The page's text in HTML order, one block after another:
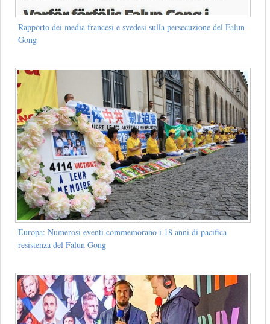
Rapporto dei media francesi e svedesi sulla persecuzione del Falun
Gong
Europa: Numerosi eventi commemorano i 18 anni di pacifica
resistenza del Falun Gong